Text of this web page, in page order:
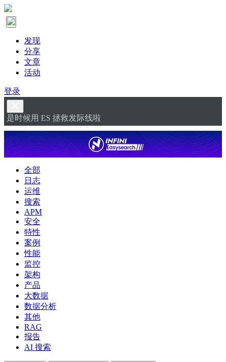
发现
分享
文章
活动
登录
是时候用 ES 拯救发际线啦
全部
日志
运维
搜索
APM
安全
特性
案例
性能
监控
架构
产品
大数据
数据分析
其他
RAG
报告
AI 搜索